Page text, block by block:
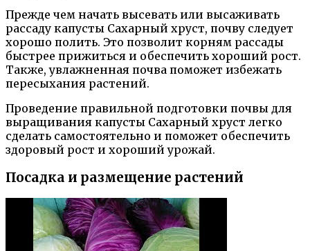
Прежде чем начать высевать или высаживать
рассаду капусты Сахарный хруст, почву следует
хорошо полить. Это позволит корням рассады
быстрее прижиться и обеспечить хороший рост.
Также, увлажненная почва поможет избежать
пересыхания растений.
Проведение правильной подготовки почвы для
выращивания капусты Сахарный хруст легко
сделать самостоятельно и поможет обеспечить
здоровый рост и хороший урожай.
Посадка и размещение растений